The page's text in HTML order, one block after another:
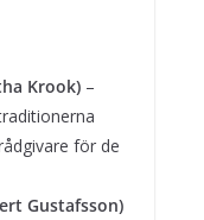
Krook) –
för de
Gustafsson)